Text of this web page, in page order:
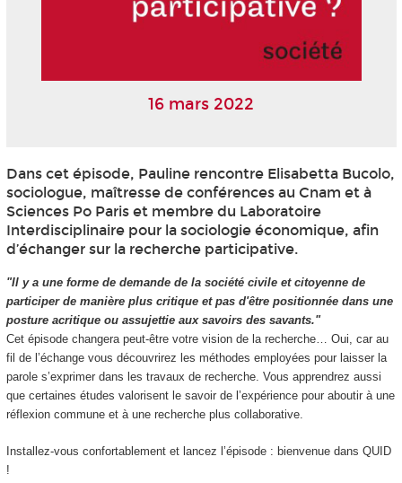
16 mars 2022
Dans cet épisode, Pauline rencontre Elisabetta Bucolo,
sociologue, maîtresse de conférences au Cnam et à
Sciences Po Paris et membre du Laboratoire
Interdisciplinaire pour la sociologie économique, afin
d’échanger sur la recherche participative.
"Il y a une forme de demande de la société civile et citoyenne de
participer de manière plus critique et pas d'être positionnée dans une
posture acritique ou assujettie aux savoirs des savants."
Cet épisode changera peut-être votre vision de la recherche… Oui, car au
fil de l’échange vous découvrirez les méthodes employées pour laisser la
parole s’exprimer dans les travaux de recherche. Vous apprendrez aussi
que certaines études valorisent le savoir de l’expérience pour aboutir à une
réflexion commune et à une recherche plus collaborative.
Installez-vous confortablement et lancez l’épisode : bienvenue dans QUID
!